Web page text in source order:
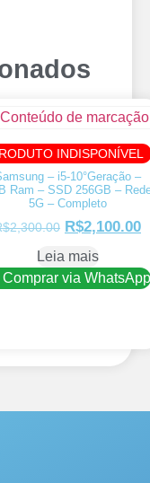
INDISPONÍVEL
– i5-10°Geração –
Ram – SSD 256GB –
5G – Completo
2,300.00 R$2,100.00
Leia mais
Comprar via WhatsApp